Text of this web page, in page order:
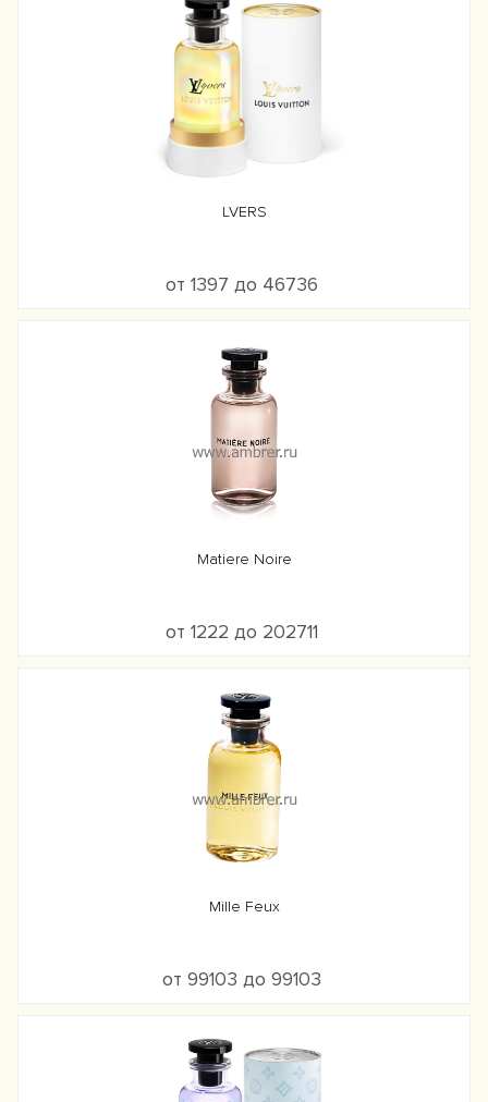
LVERS
от 1397 до 46736
Matiere Noire
от 1222 до 202711
Mille Feux
от 99103 до 99103